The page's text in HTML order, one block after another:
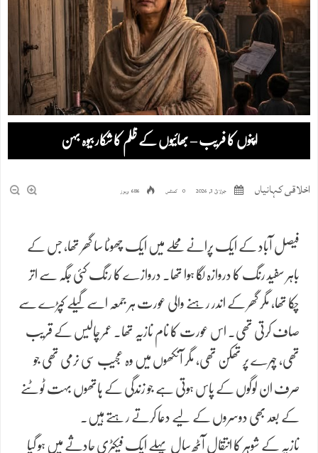
اپنوں کا فریب – بھائیوں کے ظلم کا شکار بیوہ بہن
اخلاقی کہانیاں جولائ 3, 2026 0 کمنٹس 686 ویوز
فیصل آباد کے ایک پرانے محلے میں ایک چھوٹا سا گھر تھا، جس کے
باہر سفید رنگ کا دروازہ لگا ہوا تھا۔ دروازے کا رنگ کئی جگہ سے اتر
چکا تھا، مگر گھر کے اندر رہنے والی عورت ہر جمعہ اسے گیلے کپڑے سے
صاف کرتی تھی۔ اس عورت کا نام نازیہ تھا۔ عمر چالیس کے قریب
تھی، چہرے پر تھکن تھی، مگر آنکھوں میں وہ عجیب سی نرمی تھی جو
صرف ان لوگوں کے پاس ہوتی ہے جو زندگی کے ہاتھوں بہت ٹوٹنے
کے بعد بھی دوسروں کے لیے دعا کرتے رہتے ہیں۔
نازیہ کے شوہر کا انتقال آٹھ سال پہلے ایک فیکٹری حادثے میں ہو گیا